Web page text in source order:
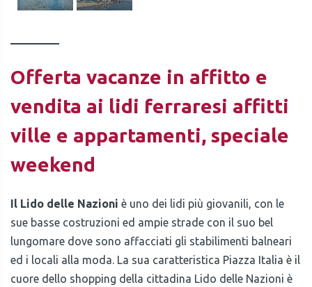
Offerta vacanze in affitto e
vendita ai lidi ferraresi affitti
ville e appartamenti, speciale
weekend
Il Lido delle Nazioni è uno dei lidi più giovanili, con le
sue basse costruzioni ed ampie strade con il suo bel
lungomare dove sono affacciati gli stabilimenti balneari
ed i locali alla moda. La sua caratteristica Piazza Italia è il
cuore dello shopping della cittadina Lido delle Nazioni è